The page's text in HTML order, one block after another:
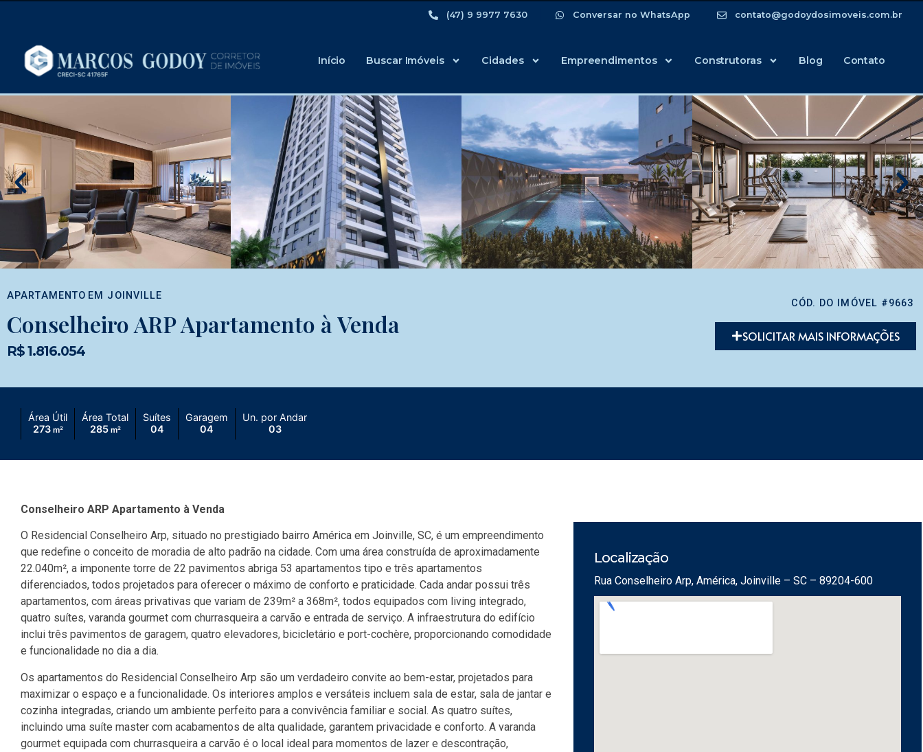
(47) 9 9977 7630 Conversar no WhatsApp contato@godoydosimoveis.com.br
Início Buscar Imóveis Cidades Empreendimentos Construtoras Blog Contato
APARTAMENTO EM JOINVILLE
Conselheiro ARP Apartamento à Venda
R$ 1.816.054
CÓD. DO IMÓVEL #9663
SOLICITAR MAIS INFORMAÇÕES
Área Útil
273m²
Área Total
285m²
Suítes
04
Garagem
04
Un. por Andar
03
Conselheiro ARP Apartamento à Venda
O Residencial Conselheiro Arp, situado no prestigiado bairro América em Joinville, SC, é um empreendimento
que redefine o conceito de moradia de alto padrão na cidade. Com uma área construída de aproximadamente
22.040m², a imponente torre de 22 pavimentos abriga 53 apartamentos tipo e três apartamentos
diferenciados, todos projetados para oferecer o máximo de conforto e praticidade. Cada andar possui três
apartamentos, com áreas privativas que variam de 239m² a 368m², todos equipados com living integrado,
quatro suítes, varanda gourmet com churrasqueira a carvão e entrada de serviço. A infraestrutura do edifício
inclui três pavimentos de garagem, quatro elevadores, bicicletário e port-cochère, proporcionando comodidade
e funcionalidade no dia a dia.
Os apartamentos do Residencial Conselheiro Arp são um verdadeiro convite ao bem-estar, projetados para
maximizar o espaço e a funcionalidade. Os interiores amplos e versáteis incluem sala de estar, sala de jantar e
cozinha integradas, criando um ambiente perfeito para a convivência familiar e social. As quatro suítes,
incluindo uma suíte master com acabamentos de alta qualidade, garantem privacidade e conforto. A varanda
gourmet equipada com churrasqueira a carvão é o local ideal para momentos de lazer e descontração,
Localização
Rua Conselheiro Arp, América, Joinville – SC – 89204-600